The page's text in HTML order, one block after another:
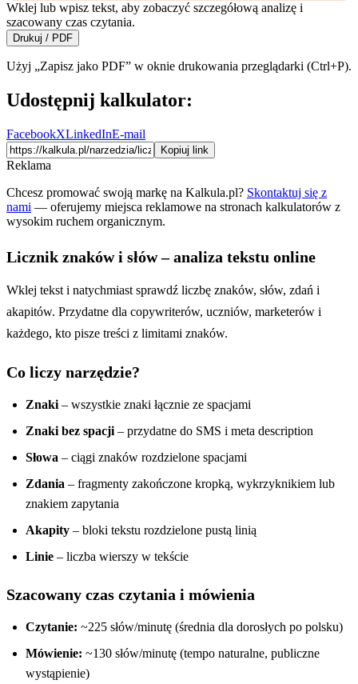
Wklej lub wpisz tekst, aby zobaczyć szczegółową analizę i
szacowany czas czytania.
Drukuj / PDF
Użyj „Zapisz jako PDF” w oknie drukowania przeglądarki (Ctrl+P).
Udostępnij kalkulator:
FacebookXLinkedInE-mail
Kopiuj link
Reklama
Chcesz promować swoją markę na Kalkula.pl? Skontaktuj się z
nami — oferujemy miejsca reklamowe na stronach kalkulatorów z
wysokim ruchem organicznym.
Licznik znaków i słów – analiza tekstu online
Wklej tekst i natychmiast sprawdź liczbę znaków, słów, zdań i
akapitów. Przydatne dla copywriterów, uczniów, marketerów i
każdego, kto pisze treści z limitami znaków.
Co liczy narzędzie?
Znaki – wszystkie znaki łącznie ze spacjami
Znaki bez spacji – przydatne do SMS i meta description
Słowa – ciągi znaków rozdzielone spacjami
Zdania – fragmenty zakończone kropką, wykrzyknikiem lub
znakiem zapytania
Akapity – bloki tekstu rozdzielone pustą linią
Linie – liczba wierszy w tekście
Szacowany czas czytania i mówienia
Czytanie: ~225 słów/minutę (średnia dla dorosłych po polsku)
Mówienie: ~130 słów/minutę (tempo naturalne, publiczne
wystąpienie)